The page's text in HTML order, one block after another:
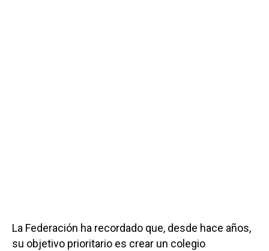
La Federación ha recordado que, desde hace años,
su objetivo prioritario es crear un colegio